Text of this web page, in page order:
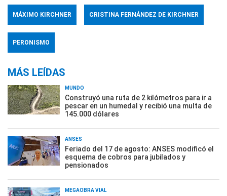
MÁXIMO KIRCHNER CRISTINA FERNÁNDEZ DE KIRCHNER
PERONISMO
MÁS LEÍDAS
MUNDO
Construyó una ruta de 2 kilómetros para ir a
pescar en un humedal y recibió una multa de
145.000 dólares
ANSES
Feriado del 17 de agosto: ANSES modificó el
esquema de cobros para jubilados y
pensionados
MEGAOBRA VIAL